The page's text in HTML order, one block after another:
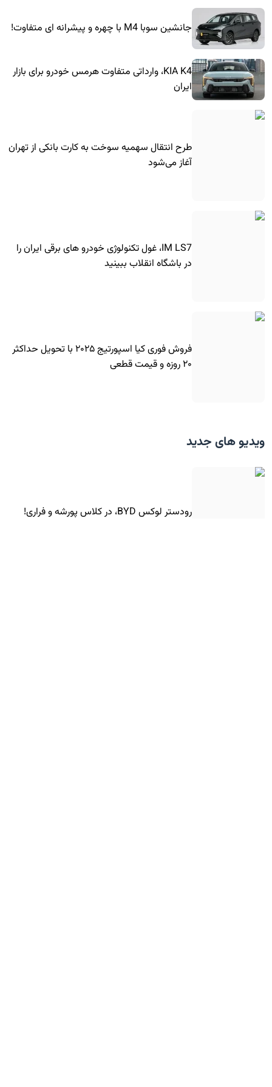
جانشین سوبا M4 با چهره و پیشرانه ای متفاوت!
KIA K4، وارداتی متفاوت هرمس خودرو برای بازار
ایران
طرح انتقال سهمیه سوخت به کارت بانکی از تهران
آغاز می‌شود
IM LS7، غول تکنولوژی خودرو های برقی ایران را
در باشگاه انقلاب ببینید
فروش فوری کیا اسپورتیج ۲۰۲۵ با تحویل حداکثر
۲۰ روزه و قیمت قطعی
ویدیو های جدید
رودستر لوکس BYD، در کلاس پورشه و فراری!